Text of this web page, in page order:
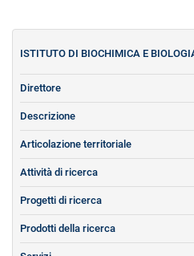
ISTITUTO DI BIOCHIMICA E
Direttore
Descrizione
Articolazione territoriale
Attività di ricerca
Progetti di ricerca
Prodotti della ricerca